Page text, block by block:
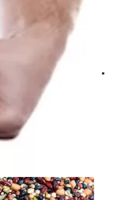
لماذا يسقط
على مراد مكرم